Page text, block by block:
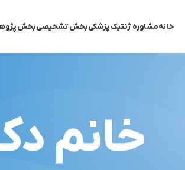
خانهمشاوره ژنتیک پزشکیبخش تشخیصیبخش
خانم